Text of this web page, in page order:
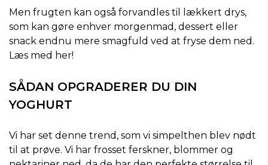
Men frugten kan også forvandles til lækkert drys,
som kan gøre enhver morgenmad, dessert eller
snack endnu mere smagfuld ved at fryse dem ned.
Læs med her!
SÅDAN OPGRADERER DU DIN
YOGHURT
Vi har set denne trend, som vi simpelthen blev nødt
til at prøve. Vi har frosset ferskner, blommer og